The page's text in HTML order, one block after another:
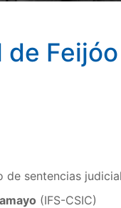
sentencias
(IFS-CSIC)